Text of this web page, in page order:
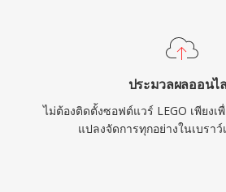
ประมวลผลออนไ
ไม่ต้องติดตั้งซอฟต์แวร์ LEGO เพียงเ
แปลงจัดการทุกอย่างในเบรา